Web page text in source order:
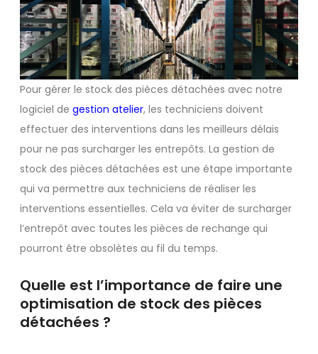
Pour gérer le stock des pièces détachées avec notre
logiciel de gestion atelier, les techniciens doivent
effectuer des interventions dans les meilleurs délais
pour ne pas surcharger les entrepôts. La gestion de
stock des pièces détachées est une étape importante
qui va permettre aux techniciens de réaliser les
interventions essentielles. Cela va éviter de surcharger
l’entrepôt avec toutes les pièces de rechange qui
pourront être obsolètes au fil du temps.
Quelle est l’importance de faire une
optimisation de stock des pièces
détachées ?